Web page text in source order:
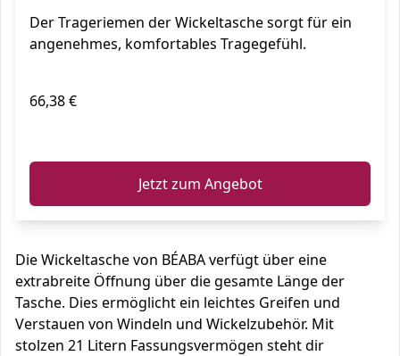
Kinderwagen, Tragegriffe - Grau
Der Trageriemen der Wickeltasche sorgt für ein
angenehmes, komfortables Tragegefühl.
66,38 €
Jetzt zum Angebot
Die Wickeltasche von BÉABA verfügt über eine
extrabreite Öffnung über die gesamte Länge der
Tasche. Dies ermöglicht ein leichtes Greifen und
Verstauen von Windeln und Wickelzubehör. Mit
stolzen 21 Litern Fassungsvermögen steht dir